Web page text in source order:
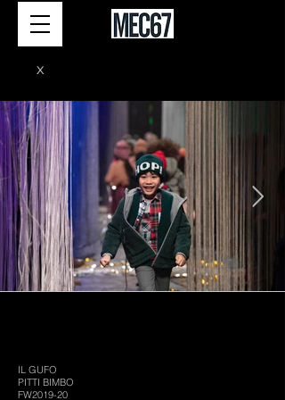
X
IL GUFO
PITTI BIMBO
FW2019-20